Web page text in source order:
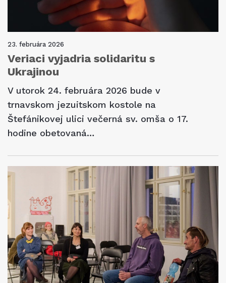
23. februára 2026
Veriaci vyjadria solidaritu s
Ukrajinou
V utorok 24. februára 2026 bude v
trnavskom jezuitskom kostole na
Štefánikovej ulici večerná sv. omša o 17.
hodine obetovaná…